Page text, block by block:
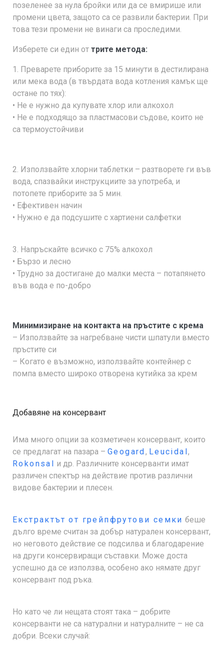
позеленее за нула бройки или да се вмирише или
промени цвета, защото са се развили бактерии. При
това тези промени не винаги са проследими.
Изберете си един от трите метода:
1. Преварете приборите за 15 минути в дестилирана
или мека вода (в твърдата вода котления камък ще
остане по тях):
• Не е нужно да купувате хлор или алкохол
• Не е подходящо за пластмасови съдове, които не
са термоустойчиви
2. Използвайте хлорни таблетки – разтворете ги във
вода, спазвайки инструкциите за употреба, и
потопете приборите за 5 мин.
• Ефективен начин
• Нужно е да подсушите с хартиени салфетки
3. Напръскайте всичко с 75% алкохол
• Бързо и лесно
• Трудно за достигане до малки места – потапянето
във вода е по-добро
Минимизиране на контакта на пръстите с крема
– Използвайте за нагребване чисти шпатули вместо
пръстите си
– Когато е възможно, използвайте контейнер с
помпа вместо широко отворена кутийка за крем
Добавяне на консервант
Има много опции за козметичен консервант, които
се предлагат на пазара – Geogard, Leucidal,
Rokonsal и др. Различните консерванти имат
различен спектър на действие против различни
видове бактерии и плесен.
Екстрактът от грейпфрутови семки беше
дълго време считан за добър натурален консервант,
но неговото действие се подсилва и благодарение
на други консервиращи съставки. Може доста
успешно да се използва, особено ако нямате друг
консервант под ръка.
Но като че ли нещата стоят така – добрите
консерванти не са натурални и натуралните – не са
добри. Всеки случай: